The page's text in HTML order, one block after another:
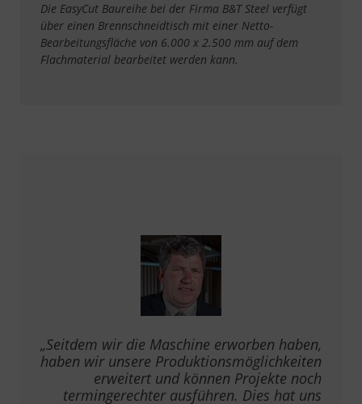
Die EasyCut Baureihe bei der Firma B&T Steel verfügt
über einen Brennschneidtisch mit einer Netto-
Bearbeitungsfläche von 6.000 x 2.500 mm auf dem
Flachmaterial bearbeitet werden kann.
„Seitdem wir die Maschine erworben haben,
haben wir unsere Produktionsmöglichkeiten
erweitert und können Projekte noch
termingerechter ausführen. Dies hat uns